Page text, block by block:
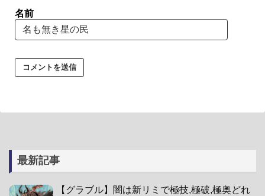
名前
最新記事
【グラブル】闇は新リミで極技,極破,極奥どれ